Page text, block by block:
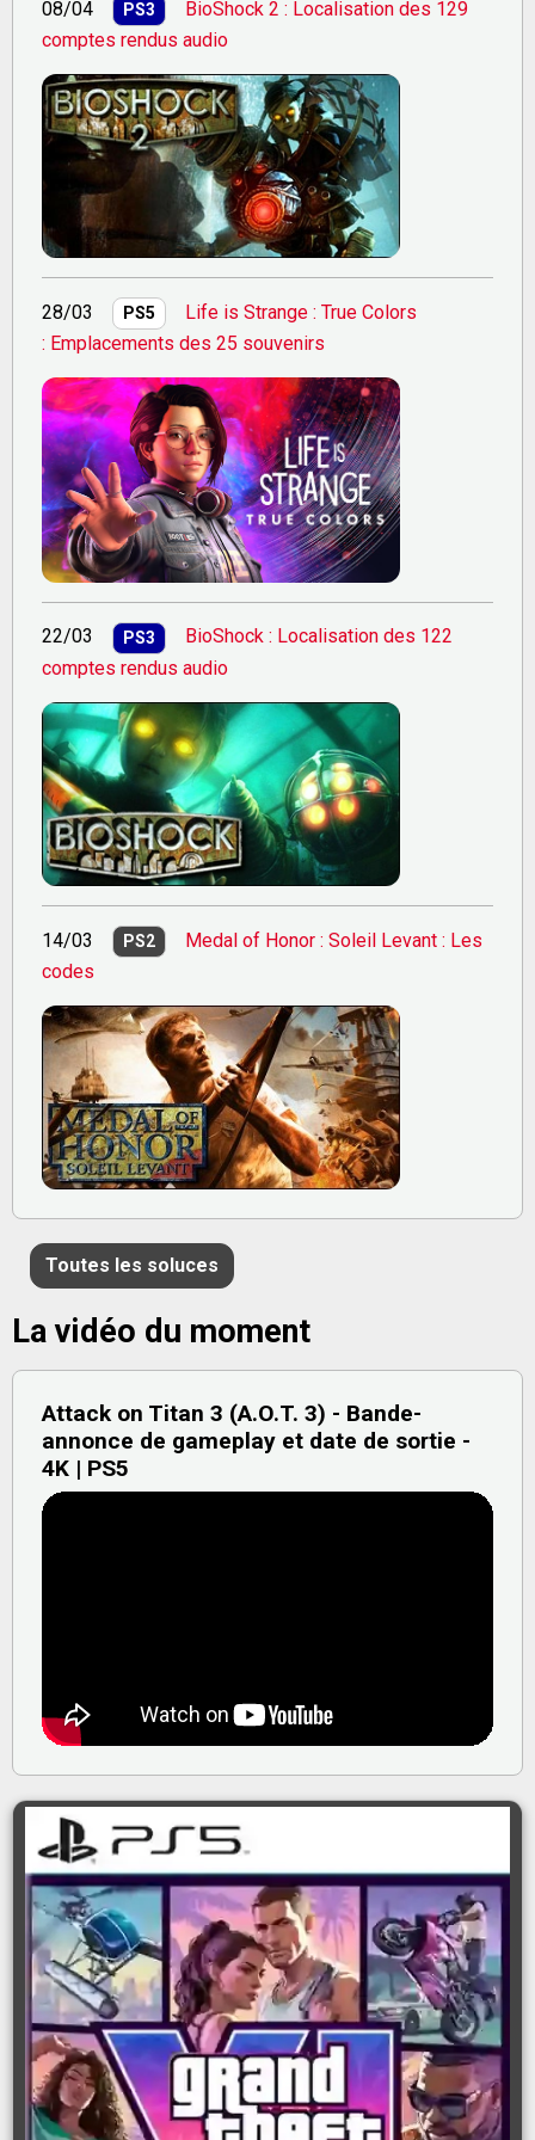
08/04 PS3
BioShock 2 : Localisation des 129
comptes rendus audio
28/03 PS5
Life is Strange : True Colors
: Emplacements des 25 souvenirs
22/03 PS3
BioShock : Localisation des 122
comptes rendus audio
14/03 PS2
Medal of Honor : Soleil Levant : Les
codes
Toutes les soluces
La vidéo du moment
Attack on Titan 3 (A.O.T. 3) - Bande-
annonce de gameplay et date de sortie -
4K | PS5